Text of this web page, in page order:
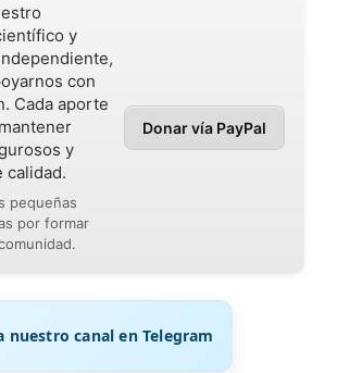
y
con
Cada aporte
y
calidad.
pequeñas
por formar
Donar vía PayPal
nuestro canal en Telegram